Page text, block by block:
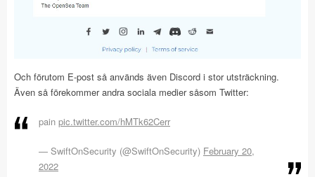
Och förutom E-post så används även Discord i stor utsträckning.
Även så förekommer andra sociala medier såsom Twitter:
pain pic.twitter.com/hMTk62Cerr
— SwiftOnSecurity (@SwiftOnSecurity) February 20,
2022